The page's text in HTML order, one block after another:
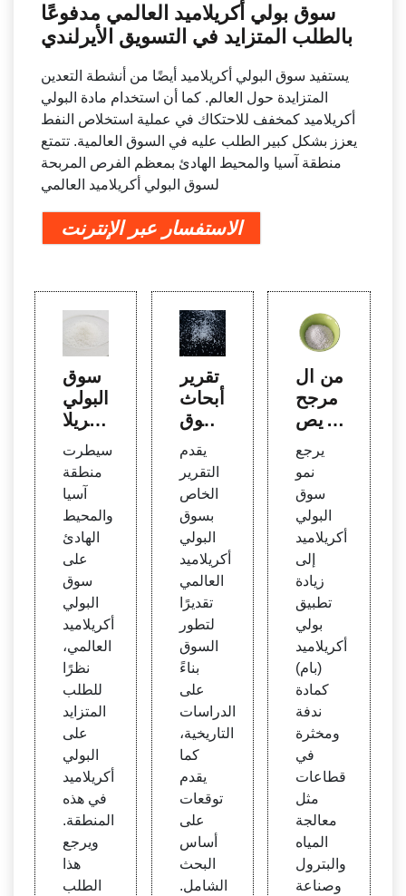
سوق بولي أكريلاميد العالمي مدفوعًا
بالطلب المتزايد في التسويق الأيرلندي
يستفيد سوق البولي أكريلاميد أيضًا من أنشطة التعدين
المتزايدة حول العالم. كما أن استخدام مادة البولي
أكريلاميد كمخفف للاحتكاك في عملية استخلاص النفط
يعزز بشكل كبير الطلب عليه في السوق العالمية. تتمتع
منطقة آسيا والمحيط الهادئ بمعظم الفرص المربحة
لسوق البولي أكريلاميد العالمي
الاستفسار عبر الإنترنت
سوق
البولي
أكريلا
ميد ح
سب ا
لنوع&
التط
بيق -
عالميًا
سيطرت
منطقة
آسيا
والمحيط
الهادئ
على
سوق
البولي
أكريلاميد
العالمي،
نظرًا
للطلب
المتزايد
على
البولي
أكريلاميد
في هذه
المنطقة.
ويرجع
هذا
الطلب
تقرير
أبحاث
سوق
أكريلا
ميد ح
تى عا
م 202
6: عال
مي
يقدم
التقرير
الخاص
بسوق
البولي
أكريلاميد
العالمي
تقديرًا
لتطور
السوق
بناءً
على
الدراسات
التاريخية،
كما
يقدم
توقعات
على
أساس
البحث
الشامل.
من ال
مرجح
أن يص
ق البو
لي أك
ريلامي
د إلى
8 مليا
رات د
ولار
يرجع
نمو
سوق
البولي
أكريلاميد
إلى
زيادة
تطبيق
بولي
أكريلاميد
(بام)
كمادة
ندفة
ومخثرة
في
قطاعات
مثل
معالجة
المياه
والبترول
وصناعة